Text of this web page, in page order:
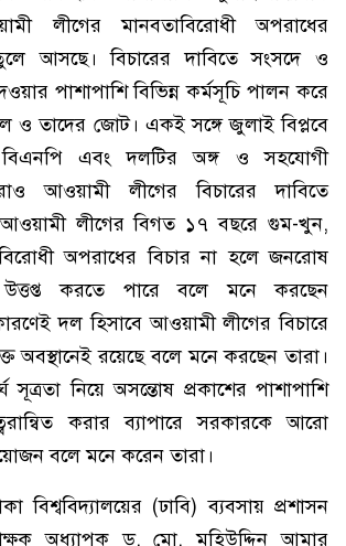
লীগের মানবতাবিরোধী অপরাধের
আসছে। বিচারের দাবিতে সংসদে ও
পাশাপাশি বিভিন্ন কর্মসূচি পালন করে
ও তাদের জোট। একই সঙ্গে জুলাই বিপ্লবে
এবং দলটির অঙ্গ ও সহযোগী
আওয়ামী লীগের বিচারের দাবিতে
লীগের বিগত ১৭ বছরে গুম-খুন,
অপরাধের বিচার না হলে জনরোষ
করতে পারে বলে মনে করছেন
দল হিসাবে আওয়ামী লীগের বিচারে
রয়েছে বলে মনে করছেন তারা।
সূত্রতা নিয়ে অসন্তোষ প্রকাশের পাশাপাশি
করার ব্যাপারে সরকারকে আরো
বলে মনে করেন তারা।
বিশ্ববিদ্যালয়ের (ঢাবি) ব্যবসায় প্রশাসন
অধ্যাপক ড. মো. মহিউদ্দিন আমার